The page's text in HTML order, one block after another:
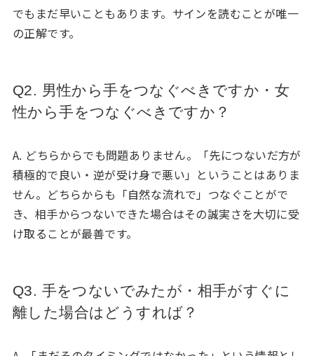
でもまだ早いこともあります。サインを読むことが唯一
の正解です。
Q2. 男性から手をつなぐべきですか・女
性から手をつなぐべきですか？
A. どちらからでも問題ありません。「先につないだ方が
積極的で良い・逆が受け身で悪い」ということはありま
せん。どちらからも「自然な流れで」つなぐことがで
き、相手からつないできた場合はその誠実さを大切に受
け取ることが最善です。
Q3. 手をつないでみたが・相手がすぐに
離した場合はどうすれば？